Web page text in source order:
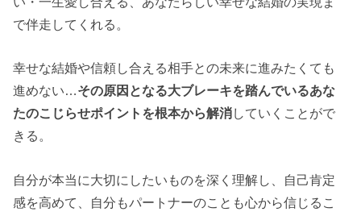
で伴走してくれる。
幸せな結婚や信頼し合える相手との未来に進みたくても
進めない…その原因となる大ブレーキを踏んでいるあな
たのこじらせポイントを根本から解消していくことがで
きる。
自分が本当に大切にしたいものを深く理解し、自己肯定
感を高めて、自分もパートナーのことも心から信じるこ